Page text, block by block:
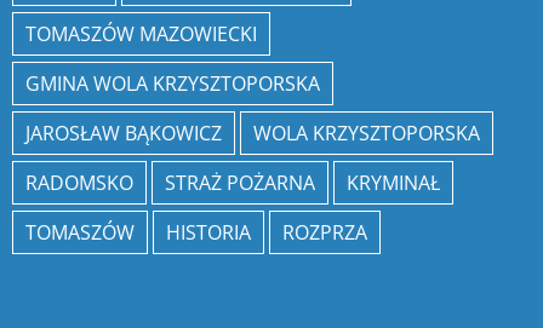
TOMASZÓW MAZOWIECKI
GMINA WOLA KRZYSZTOPORSKA
JAROSŁAW BĄKOWICZ
WOLA KRZYSZTOPORSKA
RADOMSKO
STRAŻ POŻARNA
KRYMINAŁ
TOMASZÓW
HISTORIA ROZPRZA